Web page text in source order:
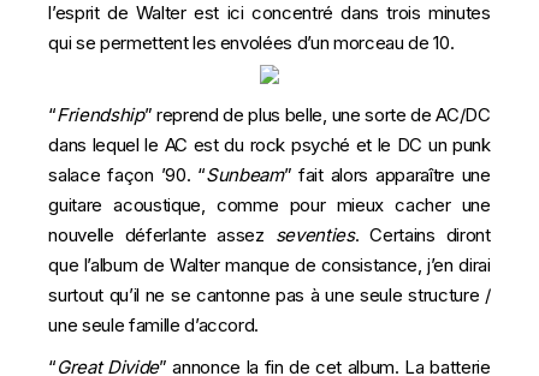
l’esprit de Walter est ici concentré dans trois minutes
qui se permettent les envolées d’un morceau de 10.
“Friendship” reprend de plus belle, une sorte de AC/DC
dans lequel le AC est du rock psyché et le DC un punk
salace façon ’90. “Sunbeam” fait alors apparaître une
guitare acoustique, comme pour mieux cacher une
nouvelle déferlante assez seventies. Certains diront
que l’album de Walter manque de consistance, j’en dirai
surtout qu’il ne se cantonne pas à une seule structure /
une seule famille d’accord.
“Great Divide” annonce la fin de cet album. La batterie